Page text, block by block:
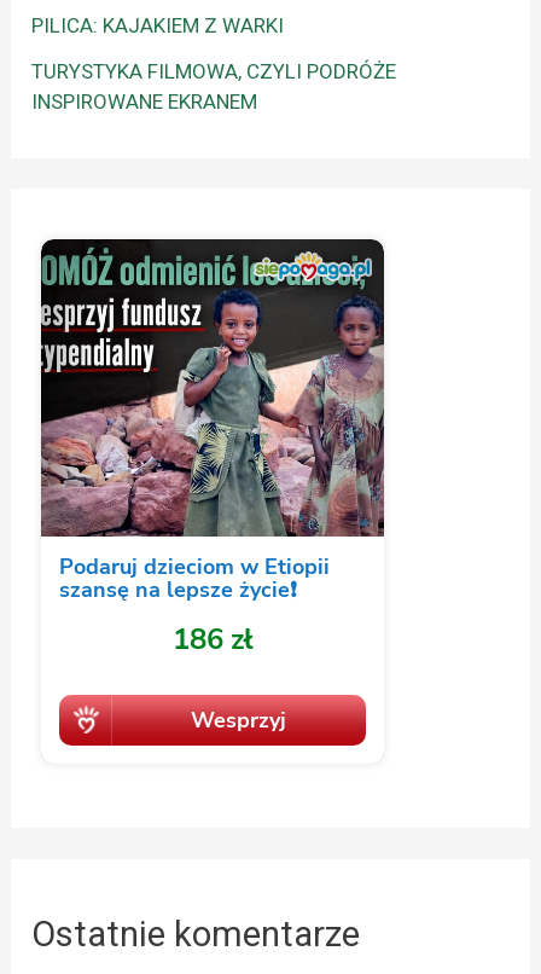
PILICA: KAJAKIEM Z WARKI
TURYSTYKA FILMOWA, CZYLI PODRÓŻE
INSPIROWANE EKRANEM
Ostatnie komentarze